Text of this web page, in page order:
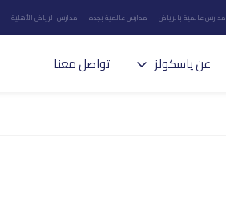
مدارس عالمية بالرياض مدارس عالمية بجده مدارس الرياض الأهلية
عن ياسكولز تواصل معنا